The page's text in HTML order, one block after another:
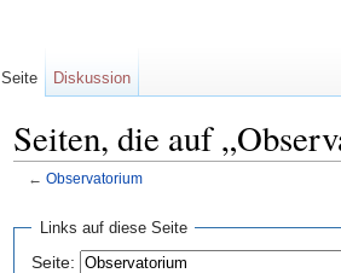
Seiten, die auf
← Observatorium
Links auf diese Seite
Seite:
Seite Diskussion